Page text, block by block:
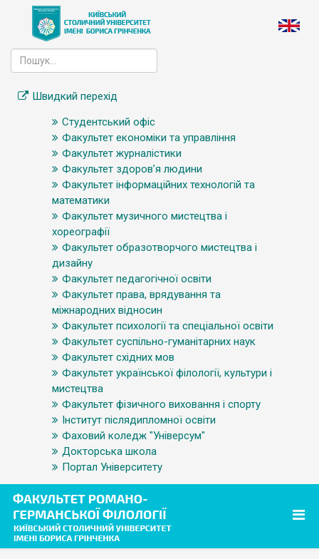
Швидкий перехід
Студентський офіс
Факультет економіки та управління
Факультет журналістики
Факультет здоров’я людини
Факультет інформаційних технологій та
математики
Факультет музичного мистецтва і
хореографії
Факультет образотворчого мистецтва і
дизайну
Факультет педагогічної освіти
Факультет права, врядування та
міжнародних відносин
Факультет психології та спеціальної освіти
Факультет суспільно-гуманітарних наук
Факультет східних мов
Факультет української філології, культури і
мистецтва
Факультет фізичного виховання і спорту
Інститут післядипломної освіти
Фаховий коледж "Універсум"
Докторська школа
Портал Університету